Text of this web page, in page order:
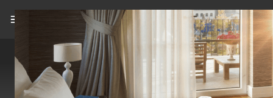
FR(€)